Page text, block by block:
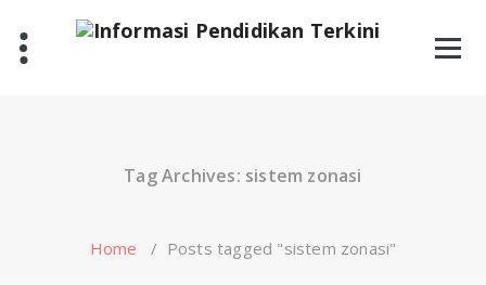
content
Tag Archives: sistem zonasi
Home / Posts tagged "sistem zonasi"